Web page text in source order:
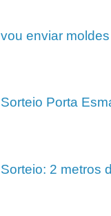
vou enviar
Sorteio Porta
Sorteio: 2 metros